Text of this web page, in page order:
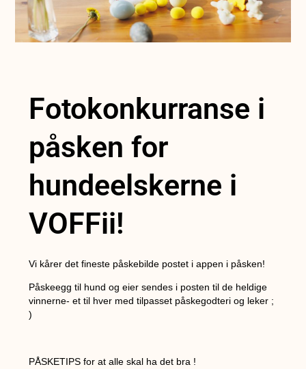
Fotokonkurranse i
påsken for
hundeelskerne i
VOFFii!
Vi kårer det fineste påskebilde postet i appen i påsken!
Påskeegg til hund og eier sendes i posten til de heldige
vinnerne- et til hver med tilpasset påskegodteri og leker ;
)
PÅSKETIPS for at alle skal ha det bra !